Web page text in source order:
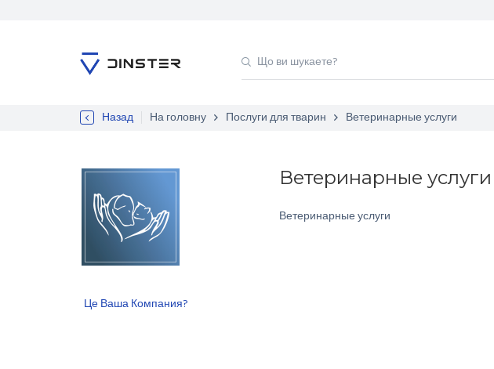
Назад На головну Послуги для тварин Ветеринарные услуги
Це Ваша Компания?
Ветеринарные услуги
Ветеринарные услуги